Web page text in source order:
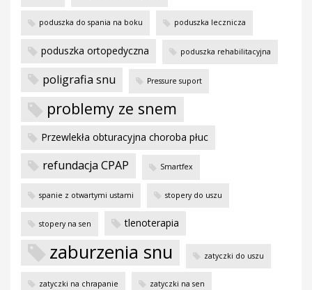
poduszka do spania na boku poduszka lecznicza
poduszka ortopedyczna poduszka rehabilitacyjna
poligrafia snu Pressure suport
problemy ze snem
Przewlekła obturacyjna choroba płuc
refundacja CPAP Smartfex
spanie z otwartymi ustami stopery do uszu
stopery na sen tlenoterapia
zaburzenia snu zatyczki do uszu
zatyczki na chrapanie zatyczki na sen